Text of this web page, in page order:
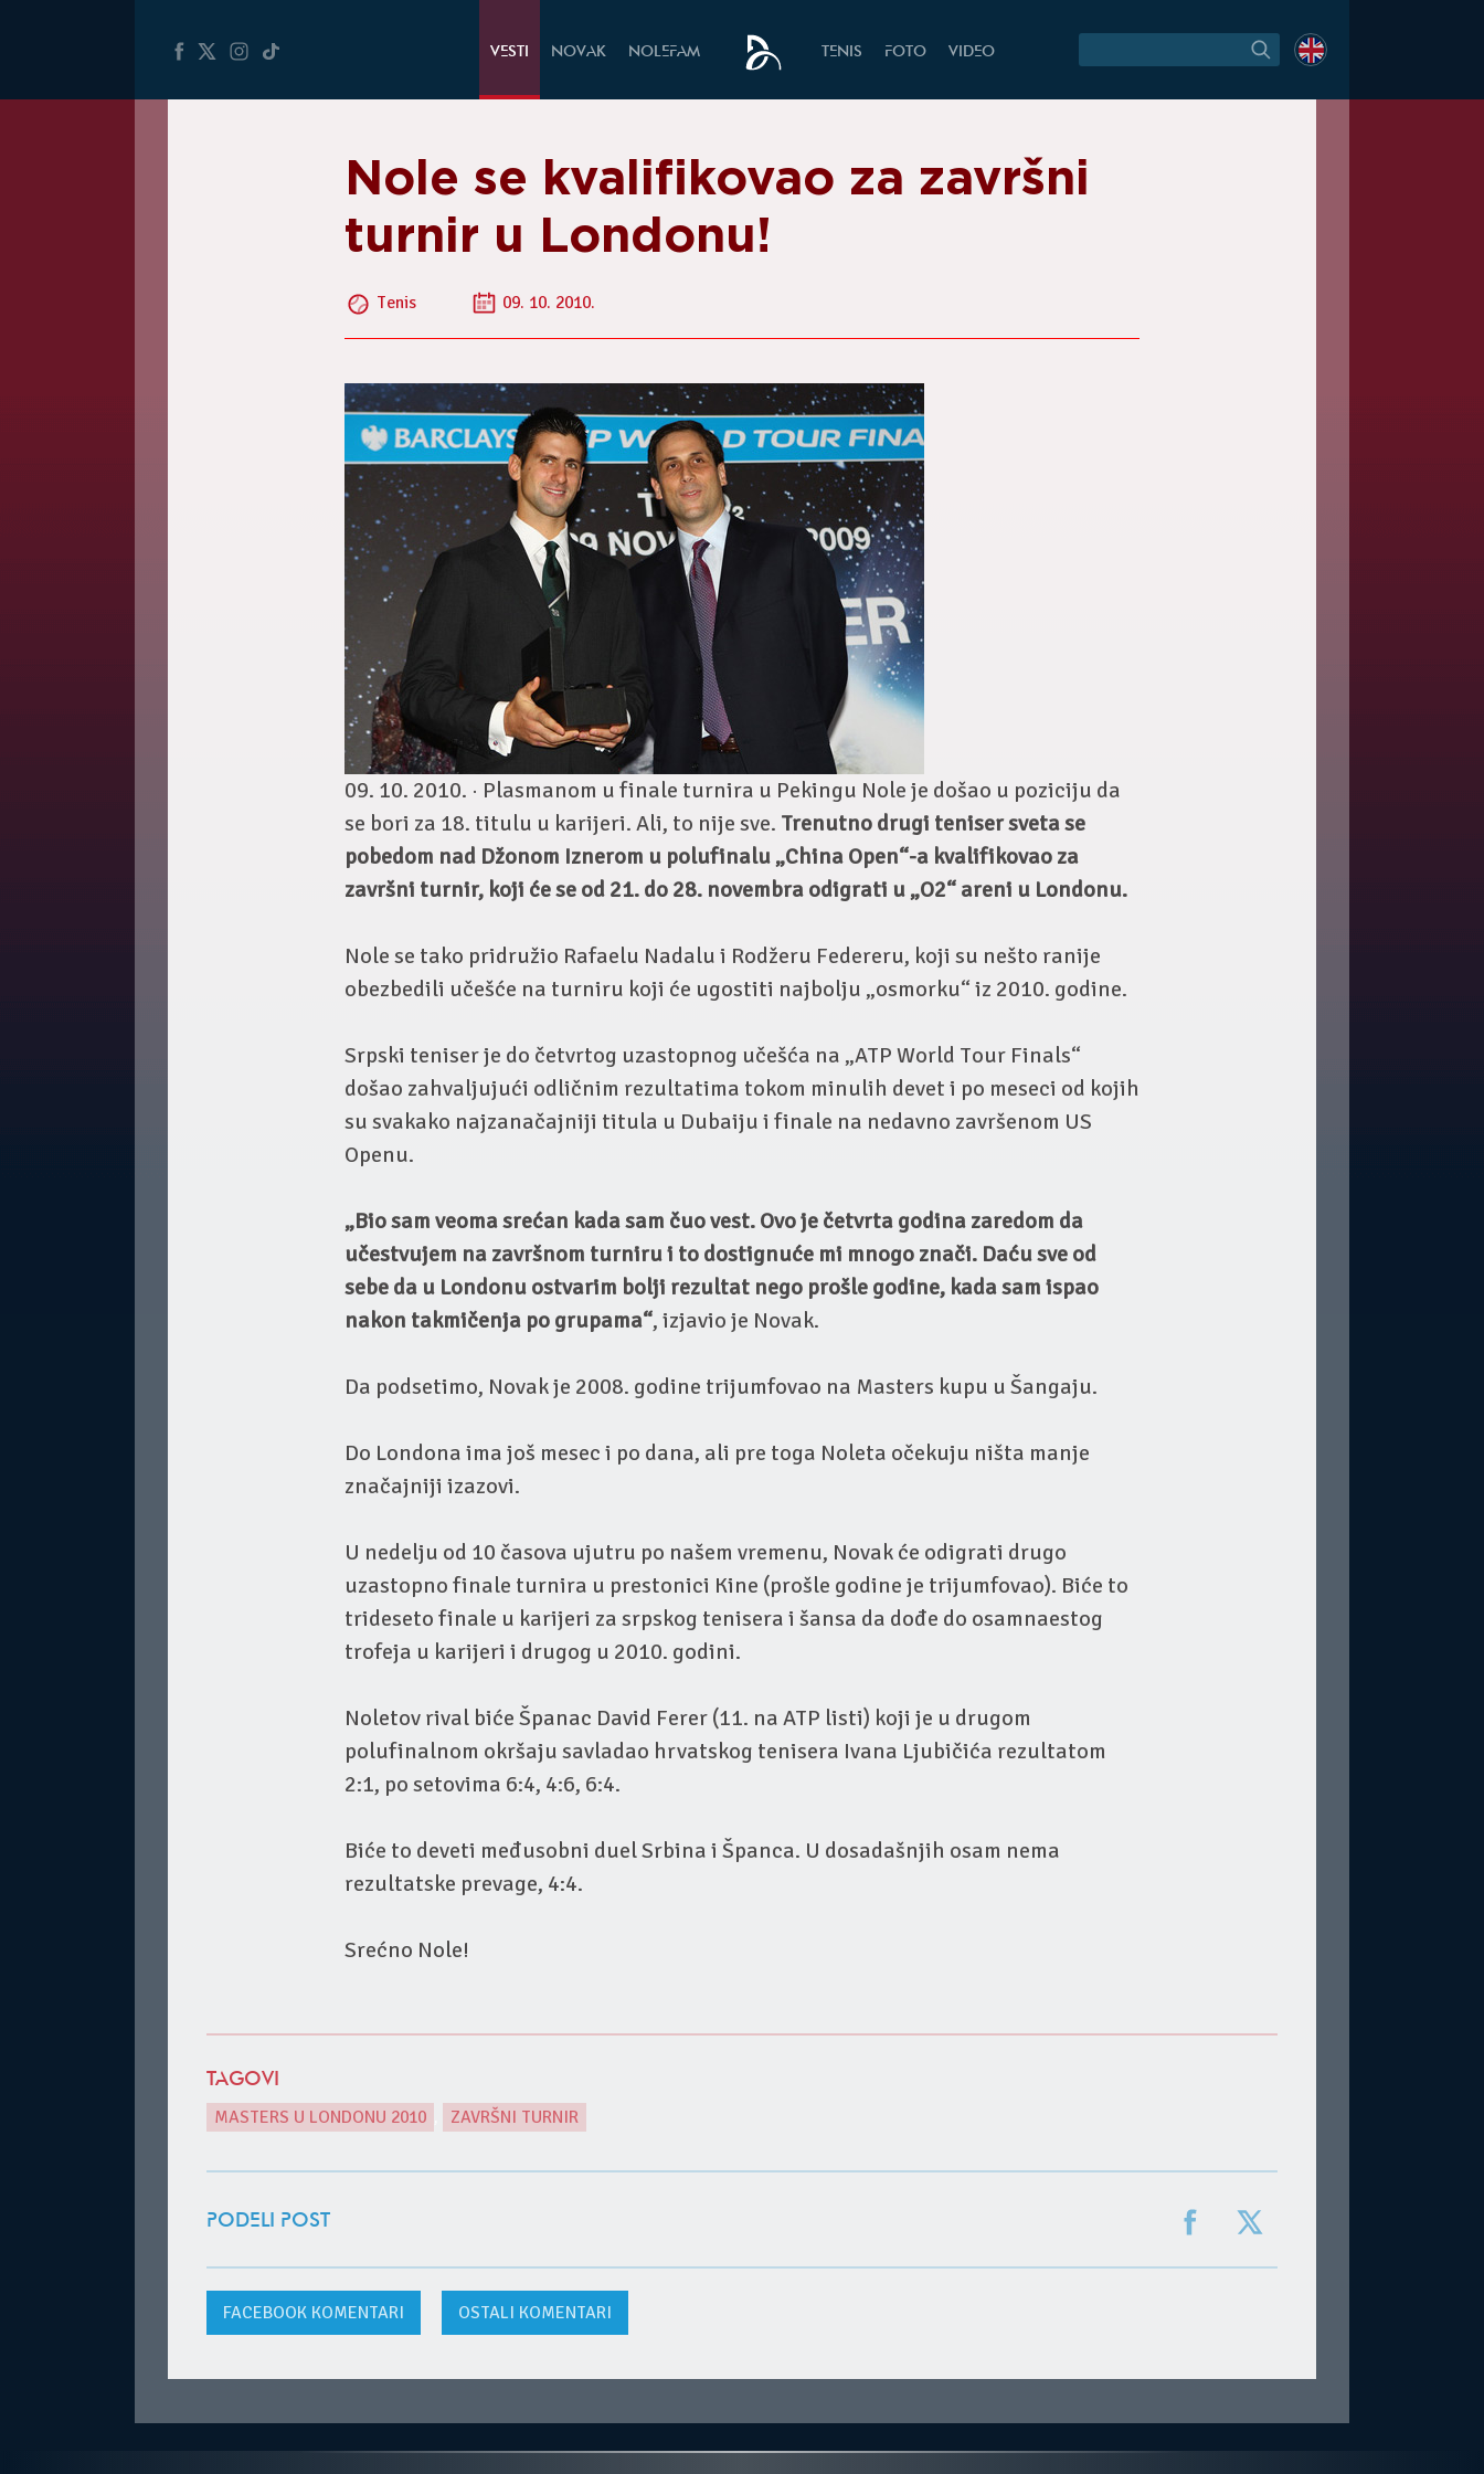
VESTI NOVAK NOLEFAM TENIS FOTO VIDEO
Nole se kvalifikovao za završni
turnir u Londonu!
Tenis 09. 10. 2010.
09. 10. 2010. · Plasmanom u finale turnira u Pekingu Nole je došao u poziciju da
se bori za 18. titulu u karijeri. Ali, to nije sve. Trenutno drugi teniser sveta se
pobedom nad Džonom Iznerom u polufinalu „China Open“-a kvalifikovao za
završni turnir, koji će se od 21. do 28. novembra odigrati u „O2“ areni u Londonu.
Nole se tako pridružio Rafaelu Nadalu i Rodžeru Federeru, koji su nešto ranije
obezbedili učešće na turniru koji će ugostiti najbolju „osmorku“ iz 2010. godine.
Srpski teniser je do četvrtog uzastopnog učešća na „ATP World Tour Finals“
došao zahvaljujući odličnim rezultatima tokom minulih devet i po meseci od kojih
su svakako najzanačajniji titula u Dubaiju i finale na nedavno završenom US
Openu.
„Bio sam veoma srećan kada sam čuo vest. Ovo je četvrta godina zaredom da
učestvujem na završnom turniru i to dostignuće mi mnogo znači. Daću sve od
sebe da u Londonu ostvarim bolji rezultat nego prošle godine, kada sam ispao
nakon takmičenja po grupama“, izjavio je Novak.
Da podsetimo, Novak je 2008. godine trijumfovao na Masters kupu u Šangaju.
Do Londona ima još mesec i po dana, ali pre toga Noleta očekuju ništa manje
značajniji izazovi.
U nedelju od 10 časova ujutru po našem vremenu, Novak će odigrati drugo
uzastopno finale turnira u prestonici Kine (prošle godine je trijumfovao). Biće to
trideseto finale u karijeri za srpskog tenisera i šansa da dođe do osamnaestog
trofeja u karijeri i drugog u 2010. godini.
Noletov rival biće Španac David Ferer (11. na ATP listi) koji je u drugom
polufinalnom okršaju savladao hrvatskog tenisera Ivana Ljubičića rezultatom
2:1, po setovima 6:4, 4:6, 6:4.
Biće to deveti međusobni duel Srbina i Španca. U dosadašnjih osam nema
rezultatske prevage, 4:4.
Srećno Nole!
TAGOVI
MASTERS U LONDONU 2010 ZAVRŠNI TURNIR
PODELI POST
FACEBOOK KOMENTARI OSTALI KOMENTARI